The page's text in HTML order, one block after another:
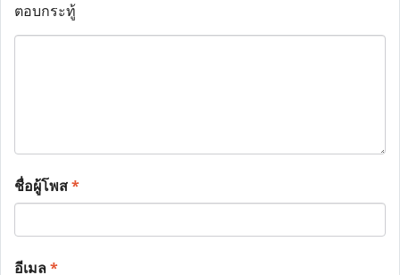
ตอบกระทู้
ชื่อผู้โพส*
อีเมล*